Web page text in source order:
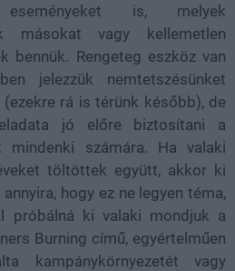
is, melyek
másokat vagy kellemetlen
bennük. Rengeteg eszköz van
jelezzük nemtetszésünket
rá is térünk később), de
jó előre biztosítani a
mindenki számára. Ha valaki
töltöttek együtt, akkor ki
hogy ez ne legyen téma,
próbálná ki valaki mondjuk a
Burning című, egyértelműen
kampánykörnyezetét vagy